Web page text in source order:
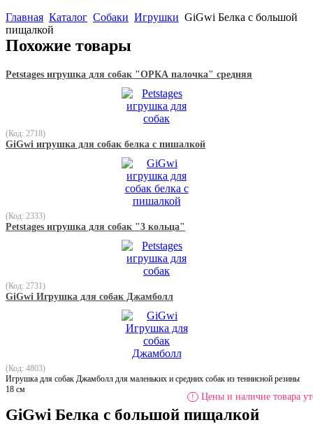
Главная Каталог Собаки Игрушки GiGwi Белка с большой
пищалкой
Похожие товары
Petstages игрушка для собак "ОРКА палочка" средняя
(Код: 2718)
GiGwi игрушка для собак белка с пишалкой
(Код: 2333)
Petstages игрушка для собак "3 кольца"
(Код: 2731)
GiGwi Игрушка для собак Джамболл
(Код: 4803)
Игрушка для собак Джамболл для маленьких и средних собак из теннисной резины
18 см
! Цены и наличие товара
GiGwi Белка с большой пищалкой